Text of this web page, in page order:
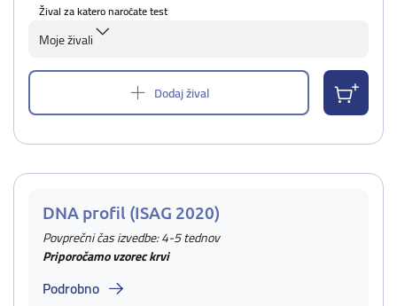
Žival za katero naročate test
Moje živali
Dodaj žival
DNA profil (ISAG 2020)
Povprečni čas izvedbe: 4-5 tednov
Priporočamo vzorec krvi
Podrobno